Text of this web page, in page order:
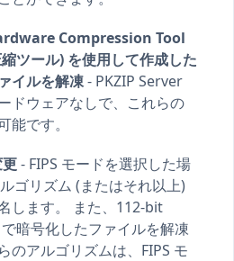
Compression Tool
ツール) を使用して作成した
イルを解凍- PKZIP Server
ドウェアなしで、これらの
能です。
- FIPS モードを選択した場
ゴリズム (またはそれ以上)
します。 また、112-bit
暗号化したファイルを解凍
のアルゴリズムは、FIPS モ